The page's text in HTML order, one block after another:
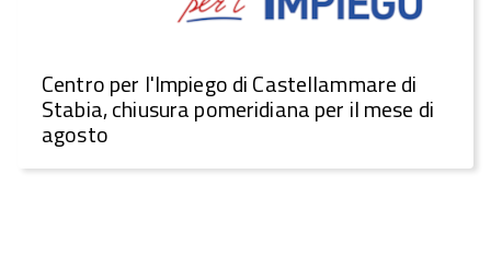
Centro per l'Impiego di Castellammare di
Stabia, chiusura pomeridiana per il mese di
agosto